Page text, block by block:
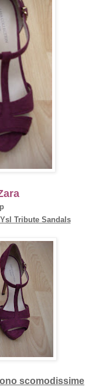
Tribute Sandals
scomodissime